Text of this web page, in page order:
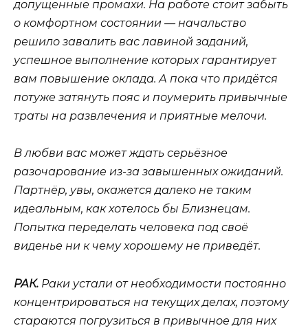
допущенные промахи. На работе стоит забыть
о комфортном состоянии — начальство
решило завалить вас лавиной заданий,
успешное выполнение которых гарантирует
вам повышение оклада. А пока что придётся
потуже затянуть пояс и поумерить привычные
траты на развлечения и приятные мелочи.
В любви вас может ждать серьёзное
разочарование из-за завышенных ожиданий.
Партнёр, увы, окажется далеко не таким
идеальным, как хотелось бы Близнецам.
Попытка переделать человека под своё
виденье ни к чему хорошему не приведёт.
РАК. Раки устали от необходимости постоянно
концентрироваться на текущих делах, поэтому
стараются погрузиться в привычное для них